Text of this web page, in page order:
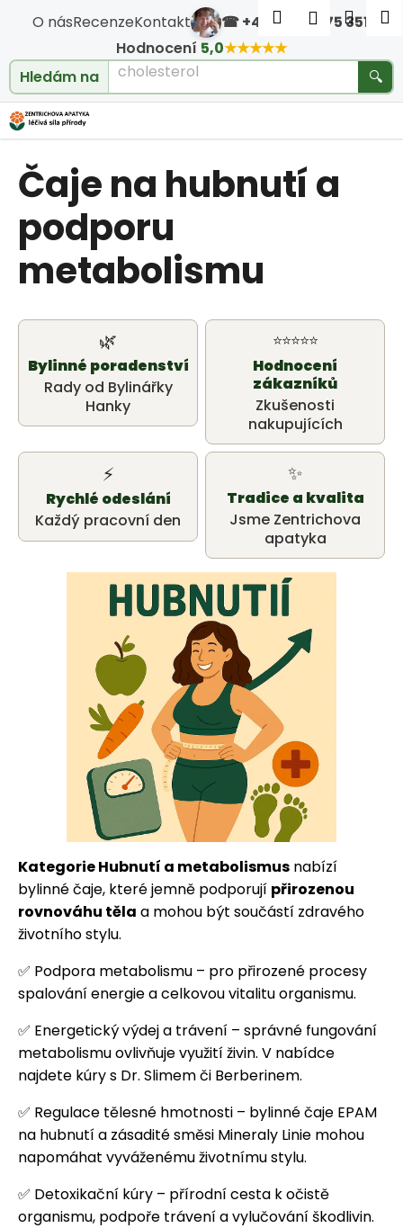
O násRecenzeKontakt ☎ +420 604 475 351
Hodnocení 5,0★★★★★
Hledám na
cholesterol 🔍
Hledat
Čaje na hubnutí a
podporu
metabolismu
🌿
Bylinné poradenství
Rady od Bylinářky
Hanky
⭐⭐⭐⭐⭐
Hodnocení
zákazníků
Zkušenosti
nakupujících
⚡
Rychlé odeslání
Každý pracovní den
✨
Tradice a kvalita
Jsme Zentrichova
apatyka
Kategorie Hubnutí a metabolismus nabízí
bylinné čaje, které jemně podporují přirozenou
rovnováhu těla a mohou být součástí zdravého
životního stylu.
✅ Podpora metabolismu – pro přirozené procesy
spalování energie a celkovou vitalitu organismu.
✅ Energetický výdej a trávení – správné fungování
metabolismu ovlivňuje využití živin. V nabídce
najdete kúry s Dr. Slimem či Berberinem.
✅ Regulace tělesné hmotnosti – bylinné čaje EPAM
na hubnutí a zásadité směsi Mineraly Linie mohou
napomáhat vyváženému životnímu stylu.
✅ Detoxikační kúry – přírodní cesta k očistě
organismu, podpoře trávení a vylučování škodlivin.
Košík
C
o
p
o
t
ř
e
b
j
e
HLEDAT
D
o
p
o
r
u
č
u